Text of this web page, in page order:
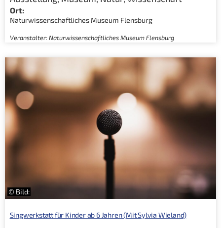
Ort:
Naturwissenschaftliches Museum Flensburg
Veranstalter: Naturwissenschaftliches Museum Flensburg
© Bild:
Singwerkstatt für Kinder ab 6 Jahren (Mit Sylvia Wieland)